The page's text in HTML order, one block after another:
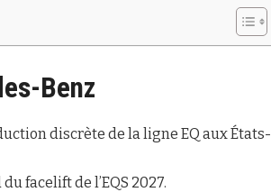
Benz
discrète de la ligne EQ aux États-
facelift de l’EQS 2027.